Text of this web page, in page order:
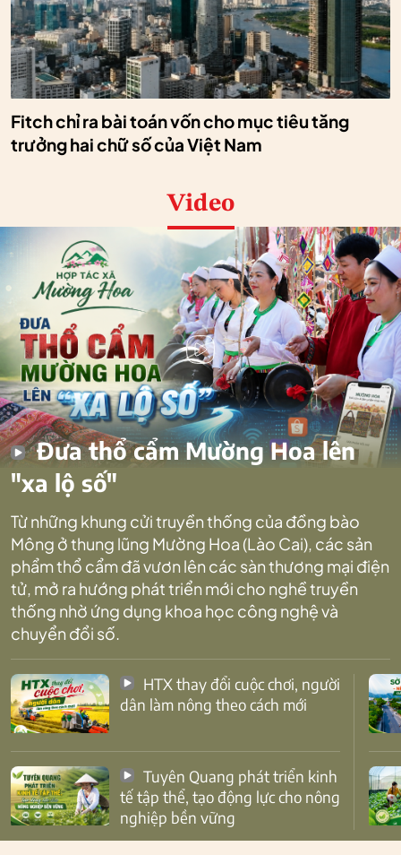
Fitch chỉ ra bài toán vốn cho mục tiêu tăng
trưởng hai chữ số của Việt Nam
Video
Đưa thổ cẩm Mường Hoa lên
"xa lộ số"
Từ những khung cửi truyền thống của đồng bào
Mông ở thung lũng Mường Hoa (Lào Cai), các sản
phẩm thổ cẩm đã vươn lên các sàn thương mại điện
tử, mở ra hướng phát triển mới cho nghề truyền
thống nhờ ứng dụng khoa học công nghệ và
chuyển đổi số.
dân làm nông theo cách mới
tế tập thể, tạo động lực cho nông
nghiệp bền vững